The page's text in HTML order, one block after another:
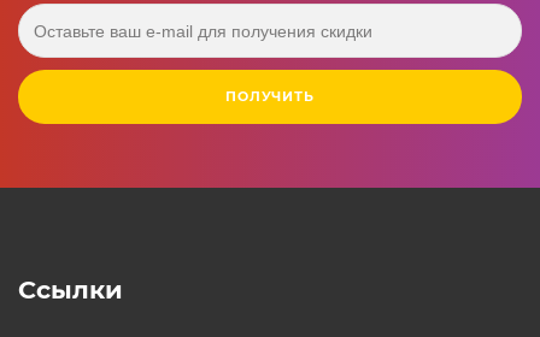
ПОЛУЧИТЬ
Ссылки